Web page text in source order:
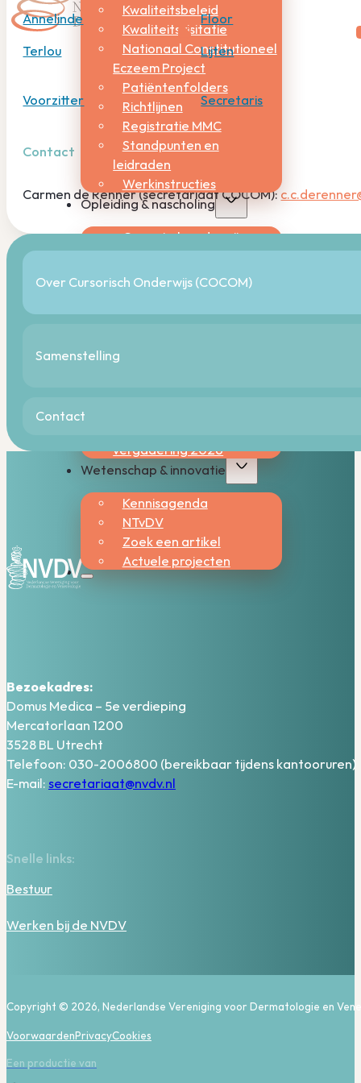
Kwaliteitsbeleid
Kwaliteitsvisitatie
Nationaal Constitutioneel
Eczeem Project
Patiëntenfolders
Richtlijnen
Registratie MMC
Standpunten en
leidraden
Werkinstructies
Opleiding & nascholing
Cursorisch onderwijs
Digitale Leeromgeving
(Her)registratie en
accreditatie
Opleiding tot
vergadering 2026
Wetenschap & innovatie
Kennisagenda
NTvDV
Zoek een artikel
Actuele projecten
Annelinde
Terlou
Voorzitter
Floor
Lijten
Secretaris
Contact
Carmen de Renner (secretariaat COCOM):
Over Cursorisch Onderwijs (COCOM)
Samenstelling
Contact
Bezoekadres:
Domus Medica – 5e verdieping
Mercatorlaan 1200
3528 BL Utrecht
Telefoon: 030-2006800 (bereikbaar tijdens kantooruren)
E-mail: secretariaat@nvdv.nl
Snelle links:
Bestuur
Werken bij de NVDV
Copyright © 2026, Nederlandse Vereniging voor Dermatologie en
VoorwaardenPrivacyCookies
Een productie van